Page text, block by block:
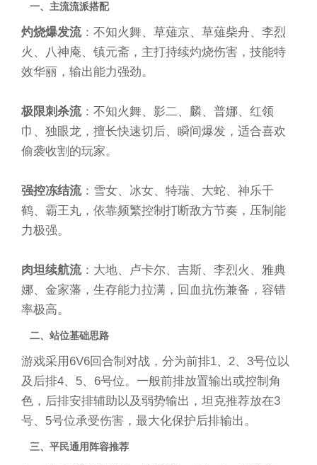
一、主流流派搭配
灼烧爆发流：不知火舞、草薙京、草薙柴舟、李烈
火、八神庵、镇元斋，主打持续灼烧伤害，技能特
效华丽，输出能力强劲。
极限刺杀流：不知火舞、影二、麟、普娜、红领
巾、独眼龙，擅长快速切后、瞬间爆发，适合喜欢
偷袭收割的玩家。
强控冻结流：雪女、冰女、特瑞、大蛇、神乐千
鹤、霸王丸，依靠频繁控制打断敌方节奏，压制能
力极强。
肉坦续航流：大地、卢卡尔、吉斯、李烈火、雅典
娜、金家藩，生存能力拉满，回血抗伤兼备，容错
率极高。
二、站位基础思路
游戏采用6V6回合制对战，分为前排1、2、3号位以
及后排4、5、6号位。一般前排放置输出或控制角
色，后排安排辅助以及弱势输出，坦克推荐放在3
号、5号位承受伤害，最大化保护后排输出。
三、平民通用阵容推荐